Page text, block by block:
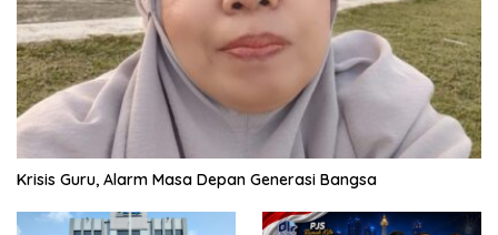
Krisis Guru, Alarm Masa Depan Generasi Bangsa